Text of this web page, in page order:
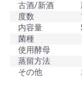
古酒/新酒
度数
内容量
菌種
使用酵母
蒸留方法
その他